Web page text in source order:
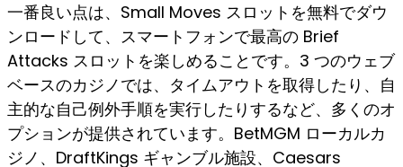
一番良い点は、Small Moves スロットを無料でダウ
ンロードして、スマートフォンで最高の Brief
Attacks スロットを楽しめることです。3 つのウェブ
ベースのカジノでは、タイムアウトを取得したり、自
主的な自己例外手順を実行したりするなど、多くのオ
プションが提供されています。BetMGM ローカルカ
ジノ、DraftKings ギャンブル施設、Caesars